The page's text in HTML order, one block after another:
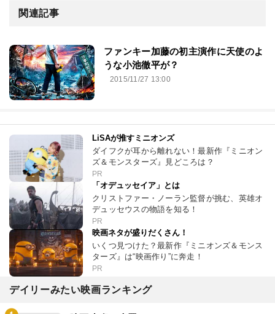
関連記事
ファンキー加藤の初主演作に天使のよ
うな小池徹平が？
2015/11/27 13:00
LiSAが推すミニオンズ
ダイフクが耳から離れない！最新作『ミニオン
ズ＆モンスターズ』見どころは？
PR
「オデュッセイア」とは
クリストファー・ノーラン監督が挑む、英雄オ
デュッセウスの物語を知る！
PR
映画ネタが盛りだくさん！
いくつ見つけた？最新作『ミニオンズ＆モンス
ターズ』は“映画作り”に奔走！
PR
デイリーみたい映画ランキング